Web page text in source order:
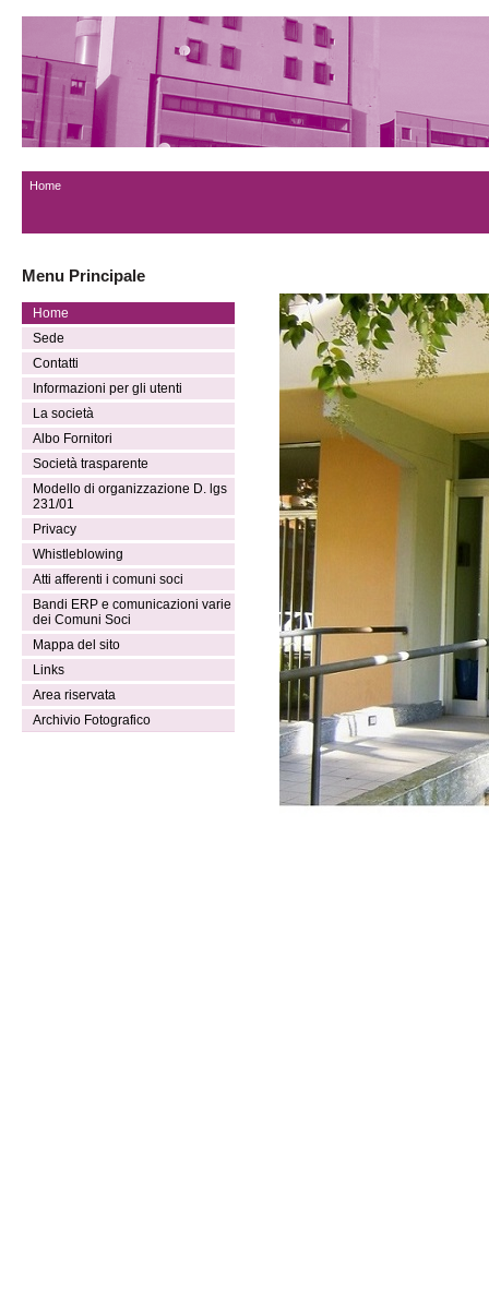
Home
Menu Principale
Home
Sede
Contatti
Informazioni per gli utenti
La società
Albo Fornitori
Società trasparente
Modello di organizzazione D. lgs
231/01
Privacy
Whistleblowing
Atti afferenti i comuni soci
Bandi ERP e comunicazioni varie
dei Comuni Soci
Mappa del sito
Links
Area riservata
Archivio Fotografico